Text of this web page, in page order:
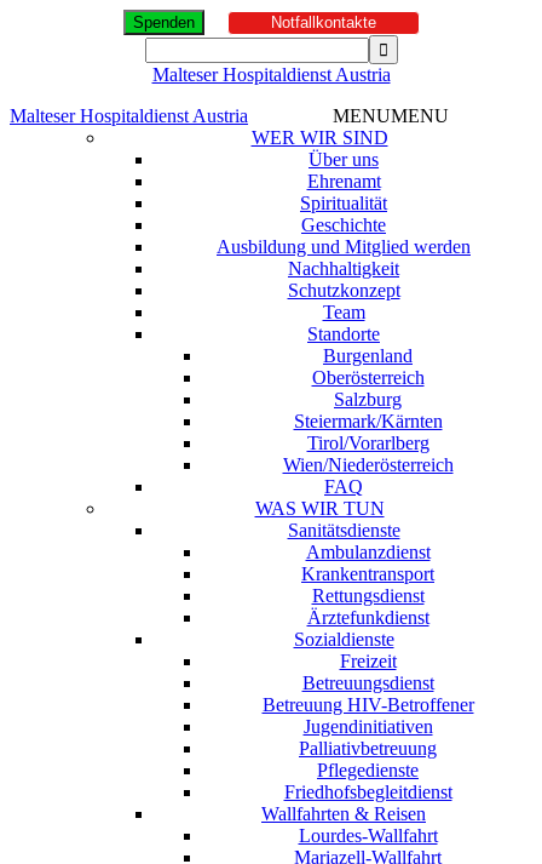
Spenden Notfallkontakte
Malteser Hospitaldienst Austria
Malteser Hospitaldienst Austria
MENUMENU
WER WIR SIND
Über uns
Ehrenamt
Spiritualität
Geschichte
Ausbildung und Mitglied werden
Nachhaltigkeit
Schutzkonzept
Team
Standorte
Burgenland
Oberösterreich
Salzburg
Steiermark/Kärnten
Tirol/Vorarlberg
Wien/Niederösterreich
FAQ
WAS WIR TUN
Sanitätsdienste
Ambulanzdienst
Krankentransport
Rettungsdienst
Ärztefunkdienst
Sozialdienste
Freizeit
Betreuungsdienst
Betreuung HIV-Betroffener
Jugendinitiativen
Palliativbetreuung
Pflegedienste
Friedhofsbegleitdienst
Wallfahrten & Reisen
Lourdes-Wallfahrt
Mariazell-Wallfahrt